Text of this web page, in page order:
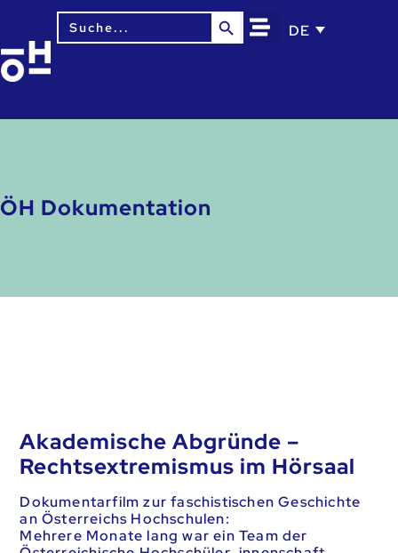
Search
for:
Search Button
DE
ÖH Dokumentation
Akademische Abgründe –
Rechtsextremismus im Hörsaal
Dokumentarfilm zur faschistischen Geschichte
an Österreichs Hochschulen:
Mehrere Monate lang war ein Team der